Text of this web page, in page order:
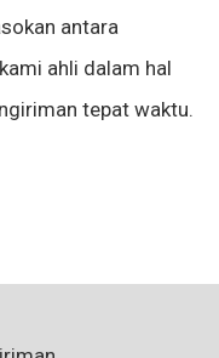
antara
ahli dalam hal
tepat waktu.